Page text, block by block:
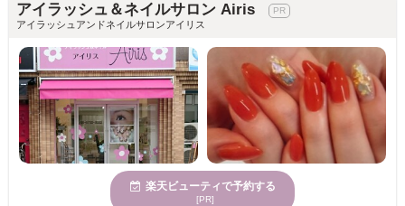
アイラッシュ＆ネイルサロン Airis
アイラッシュアンドネイルサロンアイリス
楽天ビューティで予約する
[PR]